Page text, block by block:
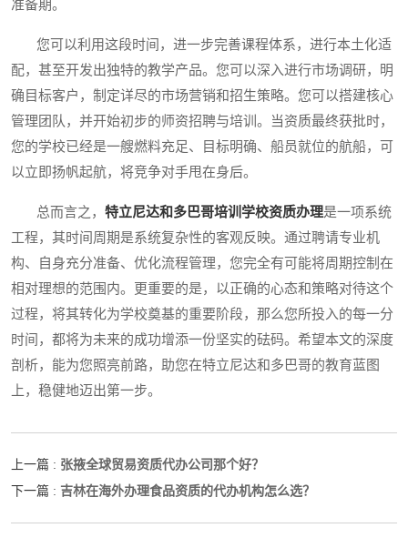
准备期。
您可以利用这段时间，进一步完善课程体系，进行本土化适
配，甚至开发出独特的教学产品。您可以深入进行市场调研，明
确目标客户，制定详尽的市场营销和招生策略。您可以搭建核心
管理团队，并开始初步的师资招聘与培训。当资质最终获批时，
您的学校已经是一艘燃料充足、目标明确、船员就位的航船，可
以立即扬帆起航，将竞争对手甩在身后。
总而言之， 特立尼达和多巴哥培训学校资质办理是一项系统
工程，其时间周期是系统复杂性的客观反映。通过聘请专业机
构、自身充分准备、优化流程管理，您完全有可能将周期控制在
相对理想的范围内。更重要的是，以正确的心态和策略对待这个
过程，将其转化为学校奠基的重要阶段，那么您所投入的每一分
时间，都将为未来的成功增添一份坚实的砝码。希望本文的深度
剖析，能为您照亮前路，助您在特立尼达和多巴哥的教育蓝图
上，稳健地迈出第一步。
上一篇 : 张掖全球贸易资质代办公司那个好？
下一篇 : 吉林在海外办理食品资质的代办机构怎么选？